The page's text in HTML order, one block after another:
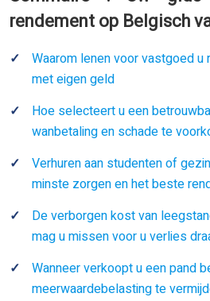
rendement op Belgisch
Waarom lenen voor vastgoed u
met eigen geld
Hoe selecteert u een
wanbetaling en schade te
Verhuren aan studenten of
minste zorgen en het beste
De verborgen kost van
mag u missen voor u verlies
Wanneer verkoopt u een pand
meerwaardebelasting te